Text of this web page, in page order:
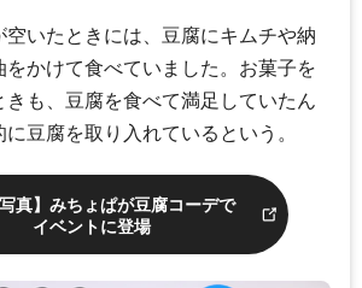
空いたときには、豆腐にキムチや納
かけて食べていました。お菓子を
も、豆腐を食べて満足していたん
豆腐を取り入れているという。
写真】みちょぱが豆腐コーデで
イベントに登場